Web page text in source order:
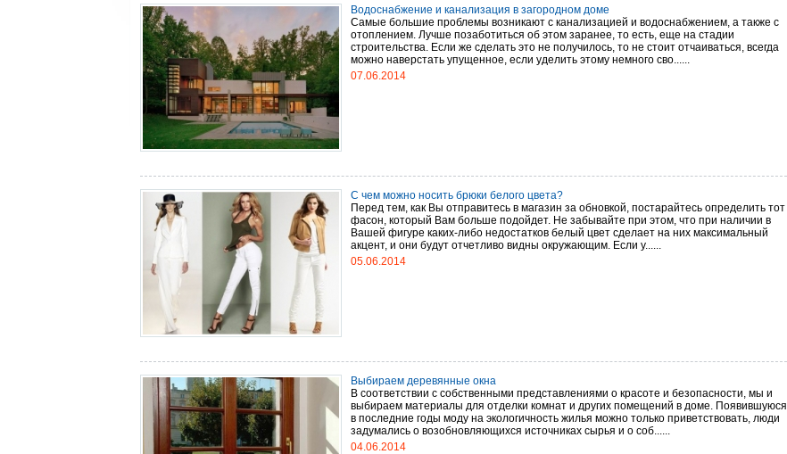
Водоснабжение и канализация в загородном доме
Самые большие проблемы возникают с канализацией и водоснабжением, а также с
отоплением. Лучше позаботиться об этом заранее, то есть, еще на стадии
строительства. Если же сделать это не получилось, то не стоит отчаиваться, всегда
можно наверстать упущенное, если уделить этому немного сво......
07.06.2014
С чем можно носить брюки белого цвета?
Перед тем, как Вы отправитесь в магазин за обновкой, постарайтесь определить тот
фасон, который Вам больше подойдет. Не забывайте при этом, что при наличии в
Вашей фигуре каких-либо недостатков белый цвет сделает на них максимальный
акцент, и они будут отчетливо видны окружающим. Если у......
05.06.2014
Выбираем деревянные окна
В соответствии с собственными представлениями о красоте и безопасности, мы и
выбираем материалы для отделки комнат и других помещений в доме. Появившуюся
в последние годы моду на экологичность жилья можно только приветствовать, люди
задумались о возобновляющихся источниках сырья и о соб......
04.06.2014